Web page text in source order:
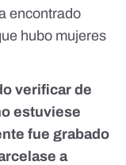
encontrado
hubo mujeres
verificar de
estuviese
fue grabado
a